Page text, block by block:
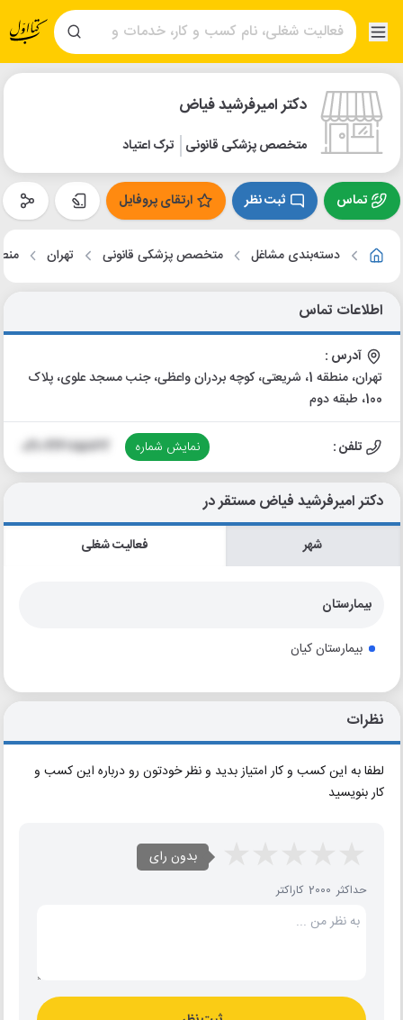
دکتر امیرفرشید فیاض
متخصص پزشکی قانونی ترک اعتیاد
تماس ثبت نظر ارتقای پروفایل
دسته‌بندی مشاغل متخصص پزشکی قانونی تهران
اطلاعات تماس
آدرس :
تهران، منطقه 1، شریعتی، کوچه بردران واعظی، جنب مسجد علوی، پلاک
100، طبقه دوم
تلفن : نمایش شماره 021-22685862
دکتر امیرفرشید فیاض مستقر در
شهر فعالیت شغلی
بیمارستان
بیمارستان کیان
نظرات
لطفا به این کسب و کار امتیاز بدید و نظر خودتون رو درباره این کسب و
کار بنویسید
بدون رای
حداکثر 2000 کاراکتر